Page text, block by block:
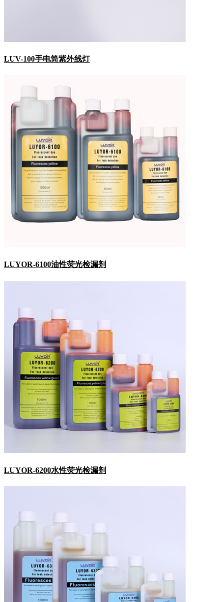
LUV-100手电筒紫外线灯
LUYOR-6100油性荧光检漏剂
LUYOR-6200水性荧光检漏剂